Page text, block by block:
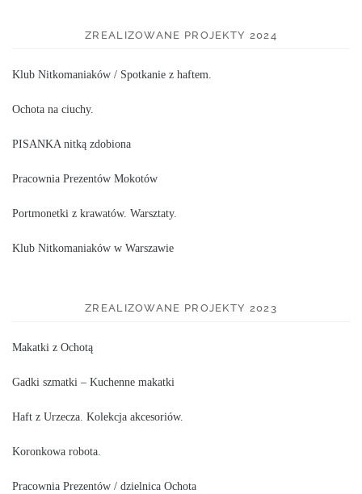
ZREALIZOWANE PROJEKTY 2024
Klub Nitkomaniaków / Spotkanie z haftem.
Ochota na ciuchy.
PISANKA nitką zdobiona
Pracownia Prezentów Mokotów
Portmonetki z krawatów. Warsztaty.
Klub Nitkomaniaków w Warszawie
ZREALIZOWANE PROJEKTY 2023
Makatki z Ochotą
Gadki szmatki – Kuchenne makatki
Haft z Urzecza. Kolekcja akcesoriów.
Koronkowa robota.
Pracownia Prezentów / dzielnica Ochota